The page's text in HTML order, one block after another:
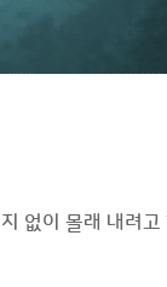
없이 몰래 내려고